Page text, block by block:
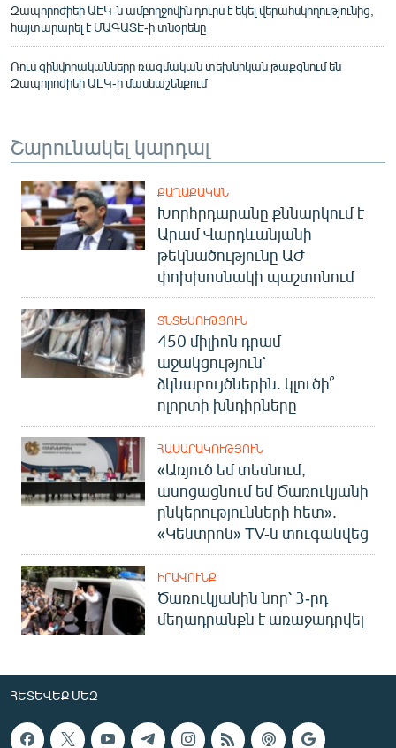
Զապորոժիեի ԱԷԿ-ն ամբողջովին դուրս է եկել վերահսկողությունից,
հայտարարել է ՄԱԳԱՏԷ-ի տնօրենը
Ռուս զինվորականները ռազմական տեխնիկան թաքցնում են
Զապորոժիեի ԱԷԿ-ի մասնաշենքում
Շարունակել կարդալ
ՔԱՂԱՔԱԿԱՆ
Խորհրդարանը քննարկում է
Արամ Վարդևանյանի
թեկնածությունը ԱԺ
փոխխոսնակի պաշտոնում
ՏՆՏԵՍՈՒԹՅՈՒՆ
450 միլիոն դրամ
աջակցություն՝
ձկնաբույծներին. կլուծի՞
ոլորտի խնդիրները
ՀԱՍԱՐԱԿՈՒԹՅՈՒՆ
«Առյուծ եմ տեսնում,
ասոցացնում եմ Ծառուկյանի
ընկերությունների հետ».
«Կենտրոն» TV-ն տուգանվեց
ԻՐԱՎՈՒՆՔ
Ծառուկյանին նոր՝ 3-րդ
մեղադրանքն է առաջադրվել
ՀԵՏԵՎԵՔ ՄԵԶ